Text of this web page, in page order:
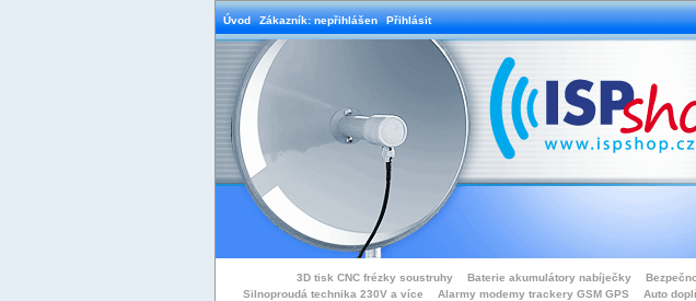
Úvod Zákazník: nepřihlášen Přihlásit
3D tisk CNC frézky soustruhy Baterie akumulátory nabíječky
Silnoproudá technika 230V a více
Alarmy modemy trackery GSM GPS Auto